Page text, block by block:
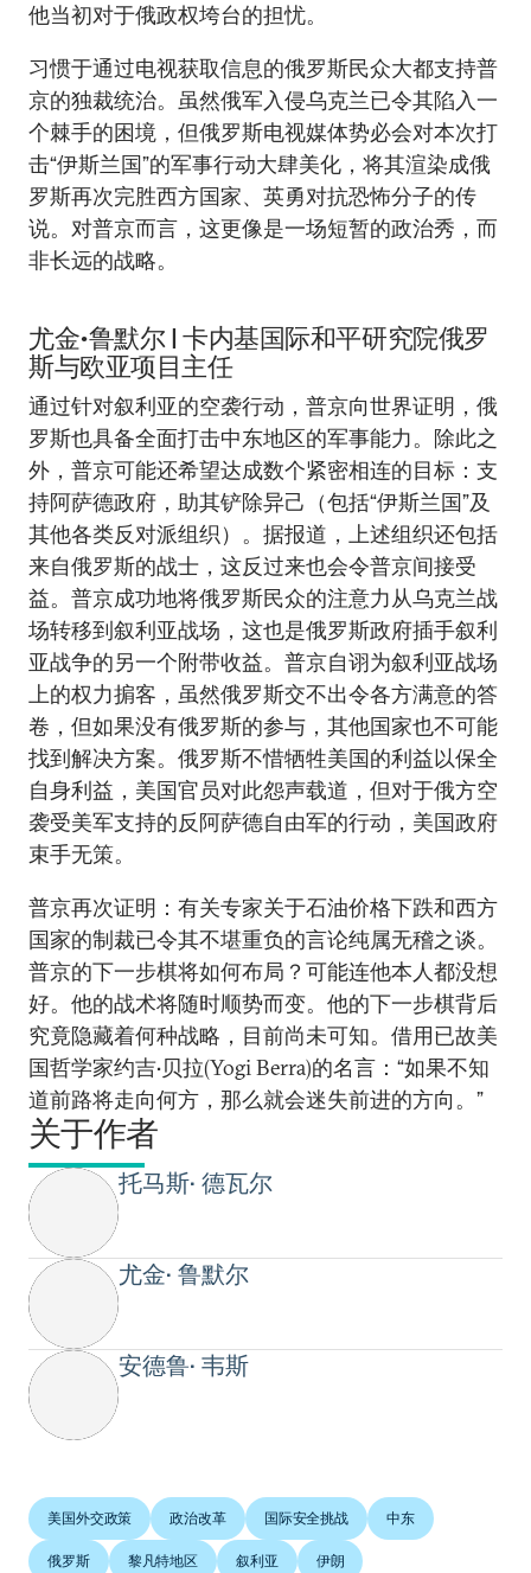
他当初对于俄政权垮台的担忧。
习惯于通过电视获取信息的俄罗斯民众大都支持普
京的独裁统治。虽然俄军入侵乌克兰已令其陷入一
个棘手的困境，但俄罗斯电视媒体势必会对本次打
击“伊斯兰国”的军事行动大肆美化，将其渲染成俄
罗斯再次完胜西方国家、英勇对抗恐怖分子的传
说。对普京而言，这更像是一场短暂的政治秀，而
非长远的战略。
尤金•鲁默尔|卡内基国际和平研究院俄罗
斯与欧亚项目主任
通过针对叙利亚的空袭行动，普京向世界证明，俄
罗斯也具备全面打击中东地区的军事能力。除此之
外，普京可能还希望达成数个紧密相连的目标：支
持阿萨德政府，助其铲除异己（包括“伊斯兰国”及
其他各类反对派组织）。据报道，上述组织还包括
来自俄罗斯的战士，这反过来也会令普京间接受
益。普京成功地将俄罗斯民众的注意力从乌克兰战
场转移到叙利亚战场，这也是俄罗斯政府插手叙利
亚战争的另一个附带收益。普京自诩为叙利亚战场
上的权力掮客，虽然俄罗斯交不出令各方满意的答
卷，但如果没有俄罗斯的参与，其他国家也不可能
找到解决方案。俄罗斯不惜牺牲美国的利益以保全
自身利益，美国官员对此怨声载道，但对于俄方空
袭受美军支持的反阿萨德自由军的行动，美国政府
束手无策。
普京再次证明：有关专家关于石油价格下跌和西方
国家的制裁已令其不堪重负的言论纯属无稽之谈。
普京的下一步棋将如何布局？可能连他本人都没想
好。他的战术将随时顺势而变。他的下一步棋背后
究竟隐藏着何种战略，目前尚未可知。借用已故美
国哲学家约吉•贝拉(Yogi Berra)的名言：“如果不知
道前路将走向何方，那么就会迷失前进的方向。”
关于作者
托马斯• 德瓦尔
尤金• 鲁默尔
安德鲁• 韦斯
美国外交政策 政治改革 国际安全挑战 中东
俄罗斯 黎凡特地区 叙利亚 伊朗